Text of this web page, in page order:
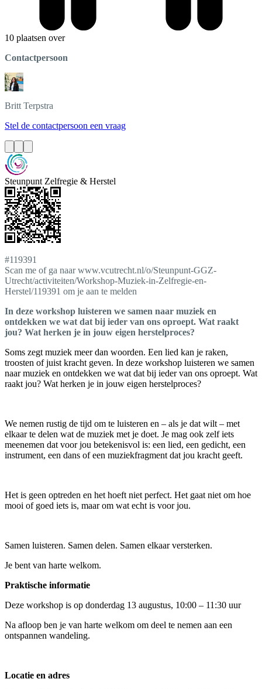
10 plaatsen over
Contactpersoon
Britt Terpstra
Stel de contactpersoon een vraag
Steunpunt Zelfregie & Herstel
#119391
Scan me of ga naar www.vcutrecht.nl/o/Steunpunt-GGZ-
Utrecht/activiteiten/Workshop-Muziek-in-Zelfregie-en-
Herstel/119391 om je aan te melden
In deze workshop luisteren we samen naar muziek en
ontdekken we wat dat bij ieder van ons oproept. Wat raakt
jou? Wat herken je in jouw eigen herstelproces?
Soms zegt muziek meer dan woorden. Een lied kan je raken,
troosten of juist kracht geven. In deze workshop luisteren we samen
naar muziek en ontdekken we wat dat bij ieder van ons oproept. Wat
raakt jou? Wat herken je in jouw eigen herstelproces?
We nemen rustig de tijd om te luisteren en – als je dat wilt – met
elkaar te delen wat de muziek met je doet. Je mag ook zelf iets
meenemen dat voor jou betekenisvol is: een lied, een gedicht, een
instrument, een dans of een muziekfragment dat jou kracht geeft.
Het is geen optreden en het hoeft niet perfect. Het gaat niet om hoe
mooi of goed iets is, maar om wat echt is voor jou.
Samen luisteren. Samen delen. Samen elkaar versterken.
Je bent van harte welkom.
Praktische informatie
Deze workshop is op donderdag 13 augustus, 10:00 – 11:30 uur
Na afloop ben je van harte welkom om deel te nemen aan een
ontspannen wandeling.
Locatie en adres